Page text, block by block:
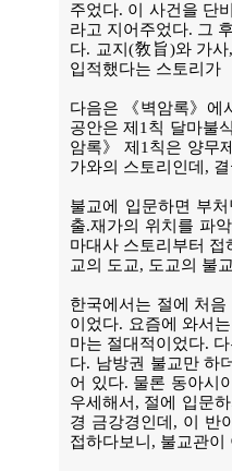
주었다. 이 사건을 단
라고 지어주었다. 그
다. 교지(敎旨)와 가
입적했다는 스토리가
다음은 《벽암록》에
공안은 제1칙 달마불
암록》 제1칙은 양무
가와의 스토리인데,
불교에 입문하면 부
출.재가의 위치를 파
마대사 스토리부터
교의 도교, 도교의 불
한국에서는 절에 처
이었다. 요즘에 와서
마는 절대적이었다.
다. 남방권 불교만 하
어 있다. 물론 동아시
우세해서, 절에 입문
경 금강경인데, 이 반
접하다보니, 불교관